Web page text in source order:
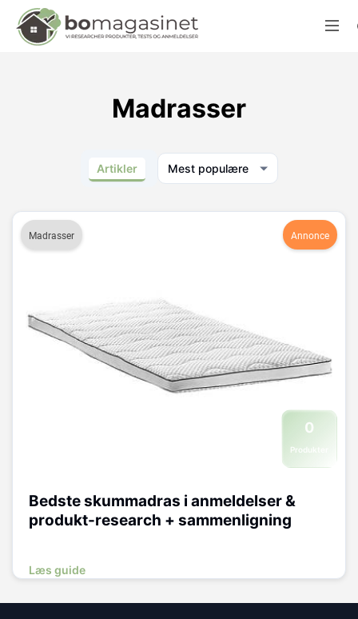
Madrasser
Artikler Mest populære
Madrasser Annonce
0
Produkter
Bedste skummadras i anmeldelser &
produkt-research + sammenligning
Læs guide